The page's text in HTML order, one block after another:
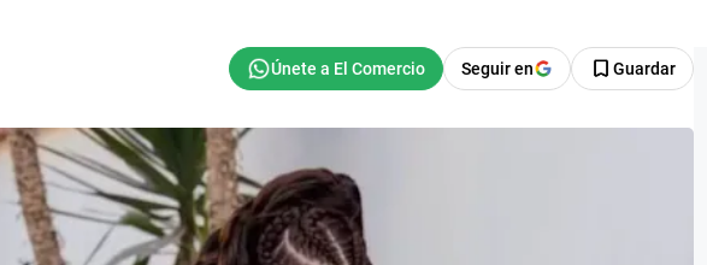
Seguir en Guardar